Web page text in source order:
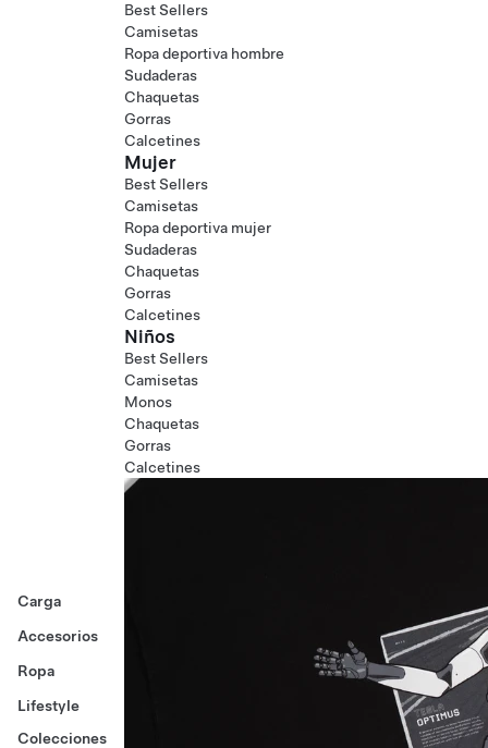
Carga
Accesorios
Ropa
Lifestyle
Colecciones
Best Sellers
Camisetas
Ropa deportiva hombre
Sudaderas
Chaquetas
Gorras
Calcetines
Mujer
Best Sellers
Camisetas
Ropa deportiva mujer
Sudaderas
Chaquetas
Gorras
Calcetines
Niños
Best Sellers
Camisetas
Monos
Chaquetas
Gorras
Calcetines